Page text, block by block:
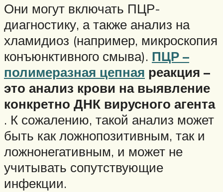
Они могут включать ПЦР-
диагностику, а также анализ на
хламидиоз (например, микроскопия
конъюнктивного смыва). ПЦР –
полимеразная цепная реакция –
это анализ крови на выявление
конкретно ДНК вирусного агента
. К сожалению, такой анализ может
быть как ложнопозитивным, так и
ложнонегативным, и может не
учитывать сопутствующие
инфекции.